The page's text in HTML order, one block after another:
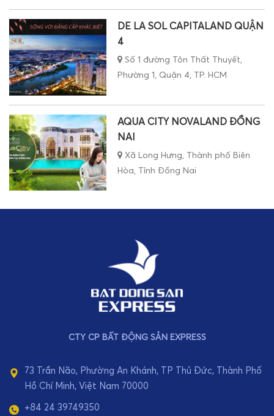
DE LA SOL CAPITALAND QUẬN
4
Số 1 đường Tôn Thất Thuyết,
Phường 1, Quận 4, TP. HCM
AQUA CITY NOVALAND ĐỒNG
NAI
Xã Long Hưng, Thành phố Biên
Hòa, Tỉnh Đồng Nai
CTY CP BẤT ĐỘNG SẢN EXPRESS
73 Trần Não, Phường An Khánh, TP Thủ Đức, Thành Phố
Hồ Chí Minh, Việt Nam 70000
+84 24 39749350